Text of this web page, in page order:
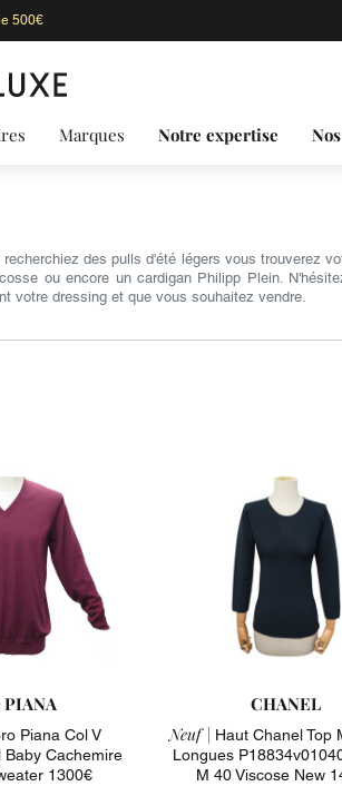
500€
Marques Notre expertise
des pulls d'été légers vous trouverez
ou encore un cardigan Philipp Plein.
votre dressing et que vous souhaitez vendre.
PIANA
Piana Col V
Baby Cachemire
1300€
CHANEL
Neuf | Haut Chanel Top
Longues
M 40 Viscose New